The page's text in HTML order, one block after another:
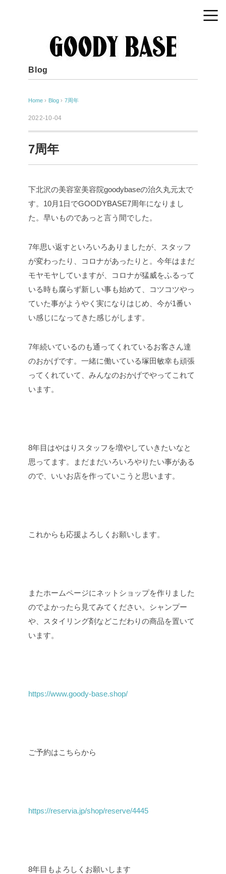
Blog
Home › Blog › 7周年
2022-10-04
7周年
下北沢の美容室美容院goodybaseの治久丸元太で
す。10月1日でGOODYBASE7周年になりまし
た。早いものであっと言う間でした。
7年思い返すといろいろありましたが、スタッフ
が変わったり、コロナがあったりと。今年はまだ
モヤモヤしていますが、コロナが猛威をふるって
いる時も腐らず新しい事も始めて、コツコツやっ
ていた事がようやく実になりはじめ、今が1番い
い感じになってきた感じがします。
7年続いているのも通ってくれているお客さん達
のおかげです。一緒に働いている塚田敏幸も頑張
ってくれていて、みんなのおかげでやってこれて
います。
8年目はやはりスタッフを増やしていきたいなと
思ってます。まだまだいろいろやりたい事がある
ので、いいお店を作っていこうと思います。
これからも応援よろしくお願いします。
またホームページにネットショップを作りました
のでよかったら見てみてください。シャンプー
や、スタイリング剤などこだわりの商品を置いて
います。
https://www.goody-base.shop/
ご予約はこちらから
https://reservia.jp/shop/reserve/4445
8年目もよろしくお願いします